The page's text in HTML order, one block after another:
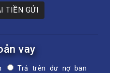
TIỀN GỬI
vay
Trả trên dư nợ ban